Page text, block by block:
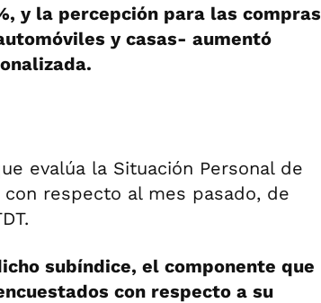
y la percepción para las compras
y casas- aumentó
evalúa la Situación Personal de
respecto al mes pasado, de
subíndice, el componente que
con respecto a su